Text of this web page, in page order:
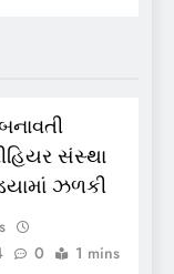
સંસ્થા
ઝળકી
0 1 mins